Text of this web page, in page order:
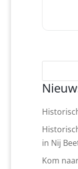
in Nij
Kom